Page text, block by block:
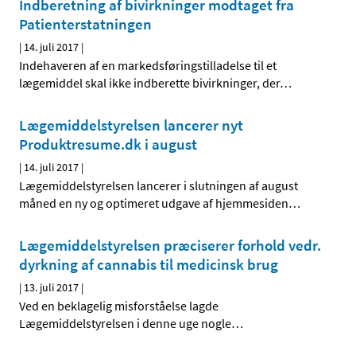
Indberetning af bivirkninger modtaget fra
Patienterstatningen
| 14. juli 2017 |
Indehaveren af en markedsføringstilladelse til et
lægemiddel skal ikke indberette bivirkninger, der…
Lægemiddelstyrelsen lancerer nyt
Produktresume.dk i august
| 14. juli 2017 |
Lægemiddelstyrelsen lancerer i slutningen af august
måned en ny og optimeret udgave af hjemmesiden…
Lægemiddelstyrelsen præciserer forhold vedr.
dyrkning af cannabis til medicinsk brug
| 13. juli 2017 |
Ved en beklagelig misforståelse lagde
Lægemiddelstyrelsen i denne uge nogle…